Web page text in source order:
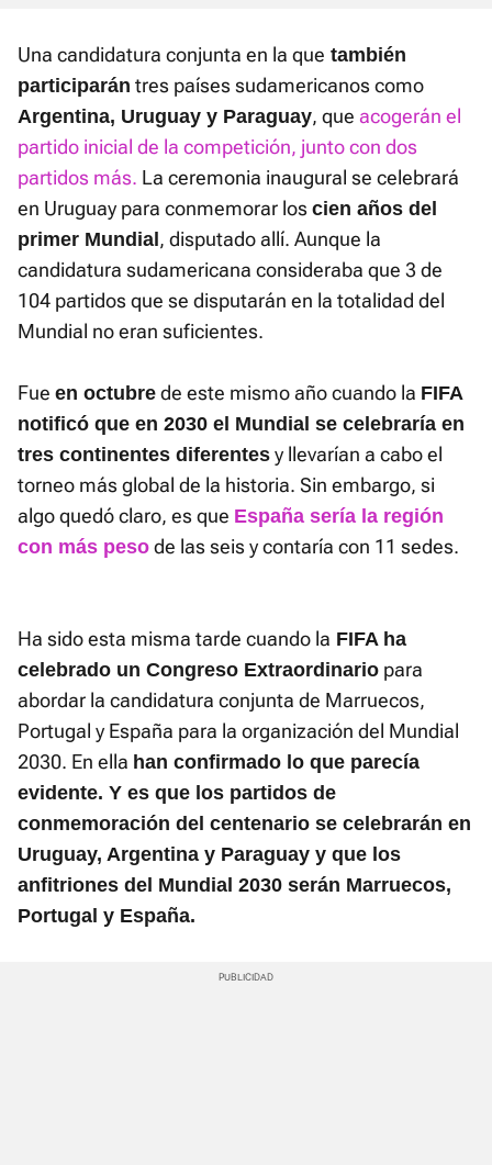
Una candidatura conjunta en la que también
participarán tres países sudamericanos como
Argentina, Uruguay y Paraguay, que acogerán el
partido inicial de la competición, junto con dos
partidos más. La ceremonia inaugural se celebrará
en Uruguay para conmemorar los cien años del
primer Mundial , disputado allí. Aunque la
candidatura sudamericana consideraba que 3 de
104 partidos que se disputarán en la totalidad del
Mundial no eran suficientes.
Fue en octubre de este mismo año cuando la FIFA
notificó que en 2030 el Mundial se celebraría en
tres continentes diferentes y llevarían a cabo el
torneo más global de la historia. Sin embargo, si
algo quedó claro, es que España sería la región
con más peso de las seis y contaría con 11 sedes.
Ha sido esta misma tarde cuando la FIFA ha
celebrado un Congreso Extraordinario para
abordar la candidatura conjunta de Marruecos,
Portugal y España para la organización del Mundial
2030. En ella han confirmado lo que parecía
evidente. Y es que los partidos de
conmemoración del centenario se celebrarán en
Uruguay, Argentina y Paraguay y que los
anfitriones del Mundial 2030 serán Marruecos,
Portugal y España.